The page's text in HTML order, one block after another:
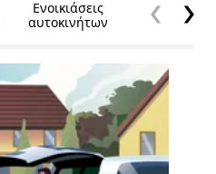
Ενοικιάσεις
αυτοκινήτων